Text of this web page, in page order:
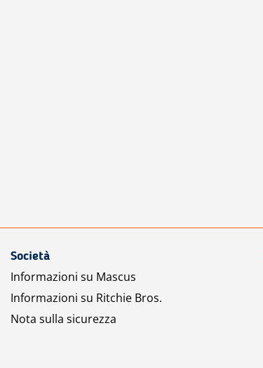
Società
Informazioni su Mascus
Informazioni su Ritchie Bros.
Nota sulla sicurezza